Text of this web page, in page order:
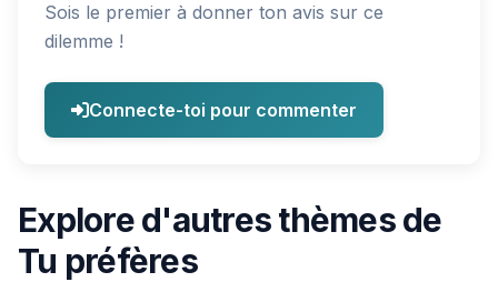
Sois le premier à donner ton avis sur ce
dilemme !
Connecte-toi pour commenter
Explore d'autres thèmes de
Tu préfères